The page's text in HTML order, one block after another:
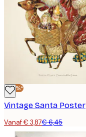
-40%*
Vintage Santa Poster
Vanaf € 3,87€ 6,45